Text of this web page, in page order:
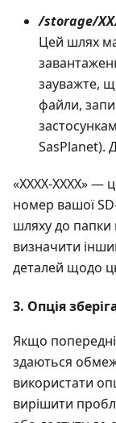
/storage/
Цей шлях
зауважте,
файли,
SasPlanet).
«XXXX-XXXX» —
номер вашої
шляху до папки
визначити
деталей щодо
3. Опція
Якщо
здаються
використати
вирішити